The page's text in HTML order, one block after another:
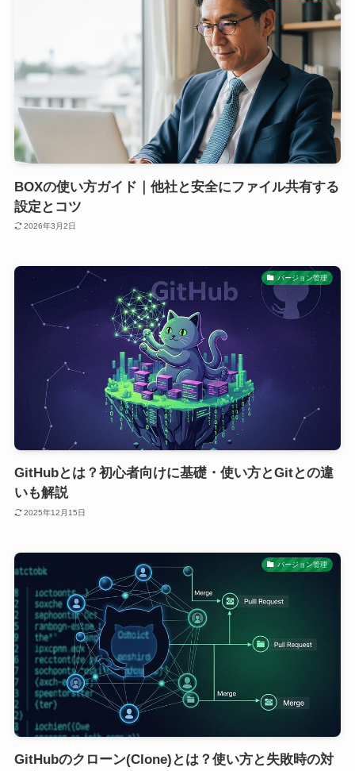
BOXの使い方ガイド｜他社と安全にファイル共有する
設定とコツ
2026年3月2日
バージョン管理
GitHubとは？初心者向けに基礎・使い方とGitとの違
いも解説
2025年12月15日
バージョン管理
GitHubのクローン(Clone)とは？使い方と失敗時の対